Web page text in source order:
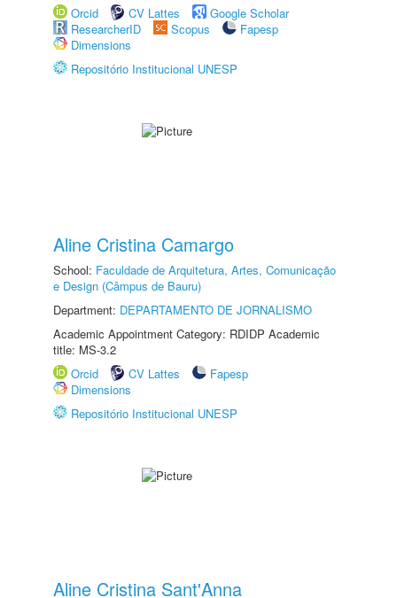
Orcid
CV Lattes
Google Scholar
ResearcherID
Scopus
Fapesp
Dimensions
Repositório Institucional UNESP
Aline Cristina Camargo
School: Faculdade de Arquitetura, Artes, Comunicação
e Design (Câmpus de Bauru)
Department: DEPARTAMENTO DE JORNALISMO
Academic Appointment Category: RDIDP Academic
title: MS-3.2
Orcid
CV Lattes
Fapesp
Dimensions
Repositório Institucional UNESP
Aline Cristina Sant'Anna